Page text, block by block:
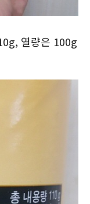
열량은 100g